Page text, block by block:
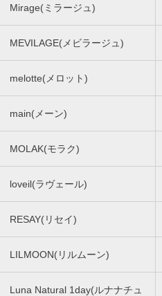
Mirage(ミラージュ)
MEVILAGE(メビラージュ)
melotte(メロット)
main(メーン)
MOLAK(モラク)
loveil(ラヴェール)
RESAY(リセイ)
LILMOON(リルムーン)
Luna Natural 1day(ルナナチュ